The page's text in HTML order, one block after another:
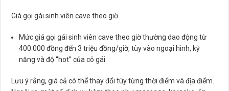
Giá gọi gái sinh viên cave theo giờ
Mức giá gọi gái sinh viên cave theo giờ thường dao động từ
400.000 đồng đến 3 triệu đồng/giờ, tùy vào ngoại hình, kỹ
năng và độ “hot” của cô gái.
Lưu ý rằng, giá cả có thể thay đổi tùy từng thời điểm và địa điểm.